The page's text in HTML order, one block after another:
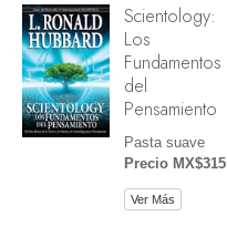
Scientology:
Los
Fundamentos
del
Pensamiento
Pasta suave
Precio MX$315
Ver Más